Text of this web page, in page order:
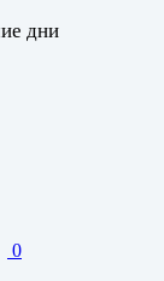
дни
0